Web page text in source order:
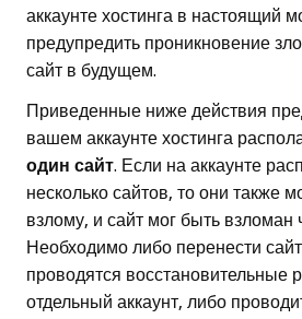
аккаунте хостинга в настоящий
предупредить проникновение
сайт в будущем.
Приведенные ниже действия
вашем аккаунте хостинга
один сайт. Если на аккаунте
несколько сайтов, то они также
взлому, и сайт мог быть взломан
Необходимо либо перенести
проводятся восстановительные
отдельный аккаунт, либо